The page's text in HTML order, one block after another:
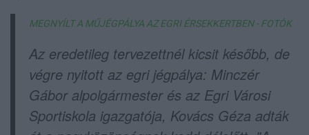
MEGNYÍLT A MŰJÉGPÁLYA AZ EGRI ÉRSEKKERTBEN - FOTÓK
Az eredetileg tervezettnél kicsit később, de
végre nyitott az egri jégpálya: Minczér
Gábor alpolgármester és az Egri Városi
Sportiskola igazgatója, Kovács Géza adták